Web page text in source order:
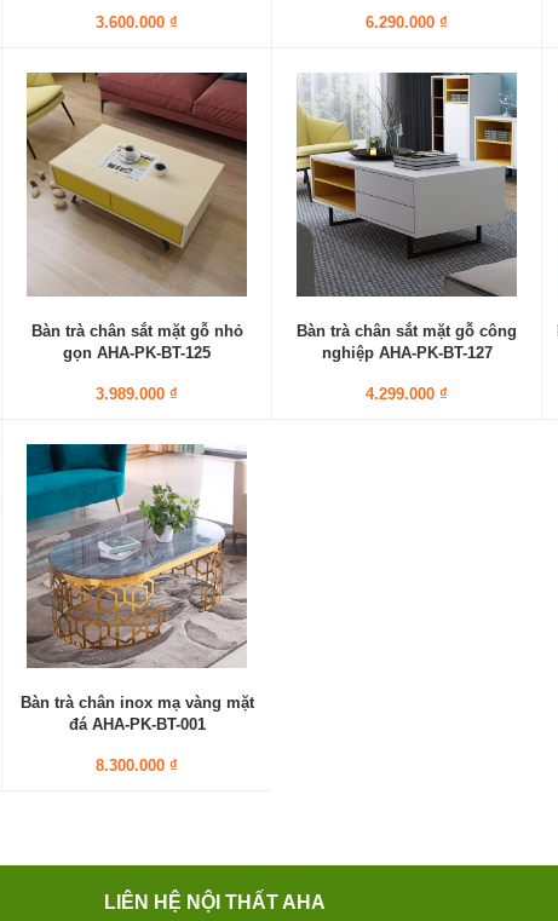
3.600.000 ₫ 6.290.000 ₫
Bàn trà chân sắt mặt gỗ nhỏ
gọn AHA-PK-BT-125
3.989.000 ₫
Bàn trà chân sắt mặt gỗ công
nghiệp AHA-PK-BT-127
4.299.000 ₫
Bàn trà chân inox mạ vàng mặt
đá AHA-PK-BT-001
8.300.000 ₫
LIÊN HỆ NỘI THẤT AHA